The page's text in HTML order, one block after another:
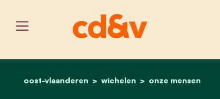
home
oost-vlaanderen wichelen onze mensen
franky de coninck